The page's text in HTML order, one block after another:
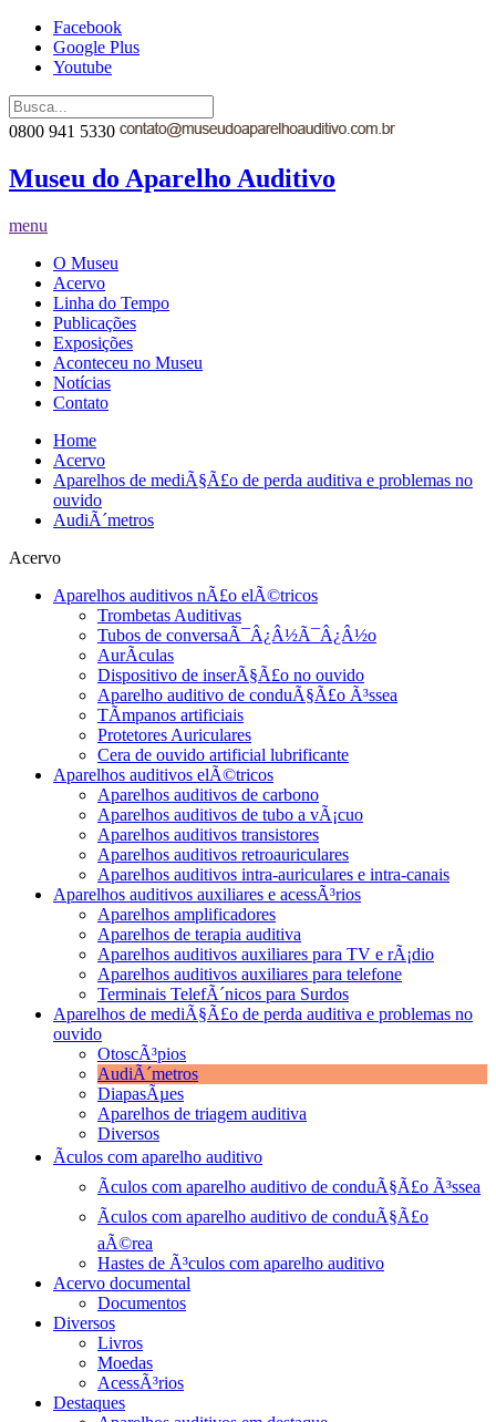
Facebook
Google Plus
Youtube
0800 941 5330
Museu do Aparelho Auditivo
menu
O Museu
Acervo
Linha do Tempo
Publicações
Exposições
Aconteceu no Museu
Notícias
Contato
Home
Acervo
Aparelhos de mediÃ§Ã£o de perda auditiva e problemas no
ouvido
AudiÃ´metros
Acervo
Aparelhos auditivos nÃ£o elÃ©tricos
Trombetas Auditivas
Tubos de conversaÃ¯Â¿Â½Ã¯Â¿Â½o
AurÃ­culas
Dispositivo de inserÃ§Ã£o no ouvido
Aparelho auditivo de conduÃ§Ã£o Ã³ssea
TÃ­mpanos artificiais
Protetores Auriculares
Cera de ouvido artificial lubrificante
Aparelhos auditivos elÃ©tricos
Aparelhos auditivos de carbono
Aparelhos auditivos de tubo a vÃ¡cuo
Aparelhos auditivos transistores
Aparelhos auditivos retroauriculares
Aparelhos auditivos intra-auriculares e intra-canais
Aparelhos auditivos auxiliares e acessÃ³rios
Aparelhos amplificadores
Aparelhos de terapia auditiva
Aparelhos auditivos auxiliares para TV e rÃ¡dio
Aparelhos auditivos auxiliares para telefone
Terminais TelefÃ´nicos para Surdos
Aparelhos de mediÃ§Ã£o de perda auditiva e problemas no
ouvido
OtoscÃ³pios
AudiÃ´metros
DiapasÃµes
Aparelhos de triagem auditiva
Diversos
Ãculos com aparelho auditivo
Ãculos com aparelho auditivo de conduÃ§Ã£o Ã³ssea
Ãculos com aparelho auditivo de conduÃ§Ã£o
aÃ©rea
Hastes de Ã³culos com aparelho auditivo
Acervo documental
Documentos
Diversos
Livros
Moedas
AcessÃ³rios
Destaques